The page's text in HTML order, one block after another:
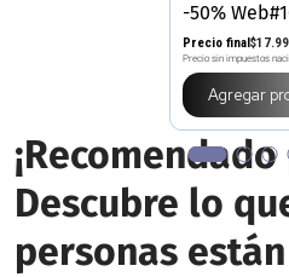
-50%
Precio final$17.
Precio sin impuestos
Agregar
Descubre lo
personas